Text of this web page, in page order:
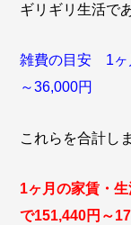
ギリギリ生活で
雑費の目安 1
～36,000円
これらを合計し
1ヶ月の家賃・
で151,440円～